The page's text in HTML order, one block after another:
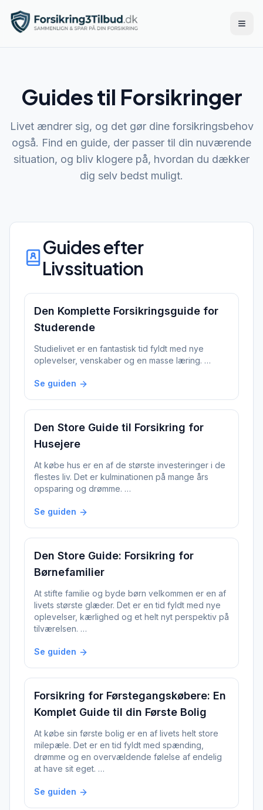
Åbn
Guides til Forsikringer
Livet ændrer sig, og det gør dine forsikringsbehov
også. Find en guide, der passer til din nuværende
situation, og bliv klogere på, hvordan du dækker
dig selv bedst muligt.
Guides efter
Livssituation
Den Komplette Forsikringsguide for
Studerende
Studielivet er en fantastisk tid fyldt med nye
oplevelser, venskaber og en masse læring. …
Se guiden
Den Store Guide til Forsikring for
Husejere
At købe hus er en af de største investeringer i de
flestes liv. Det er kulminationen på mange års
opsparing og drømme. …
Se guiden
Den Store Guide: Forsikring for
Børnefamilier
At stifte familie og byde børn velkommen er en af
livets største glæder. Det er en tid fyldt med nye
oplevelser, kærlighed og et helt nyt perspektiv på
tilværelsen. …
Se guiden
Forsikring for Førstegangskøbere: En
Komplet Guide til din Første Bolig
At købe sin første bolig er en af livets helt store
milepæle. Det er en tid fyldt med spænding,
drømme og en overvældende følelse af endelig
at have sit eget. …
Se guiden